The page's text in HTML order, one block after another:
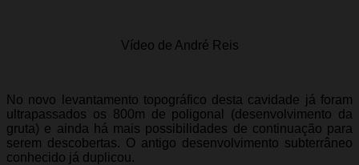
Vídeo de André Reis
No novo levantamento topográfico desta cavidade já foram
ultrapassados os 800m de poligonal (desenvolvimento da
gruta) e ainda há mais possibilidades de continuação para
serem descobertas. O antigo desenvolvimento subterrâneo
conhecido já duplicou.